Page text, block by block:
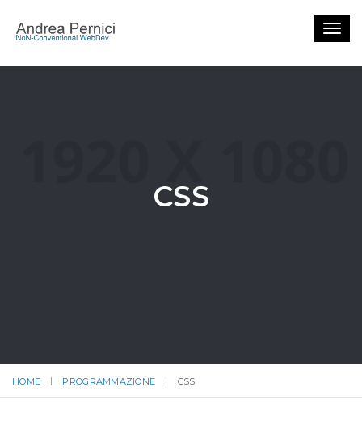
CSS
HOME PROGRAMMAZIONE CSS